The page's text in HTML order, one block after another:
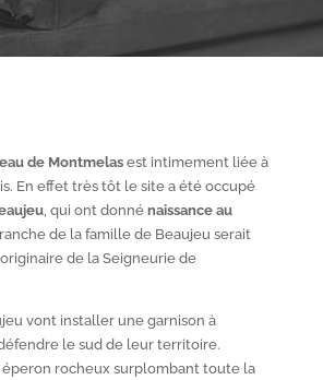
de Montmelasest intimement liée à
En effet très tôt le site a été occupé
, qui ont donné naissance au
de la famille de Beaujeu serait
de la Seigneurie de
vont installer une garnison à
le sud de leur territoire.
rocheux surplombant toute la